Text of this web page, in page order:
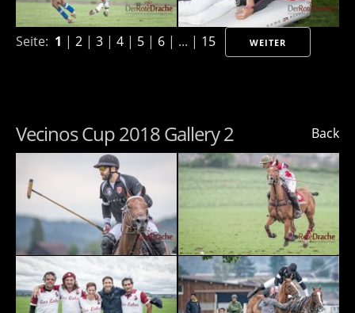
Seite: 1 | 2 | 3 | 4 | 5 | 6 | ... | 15 WEITER
Back
Vecinos Cup 2018 Gallery 2